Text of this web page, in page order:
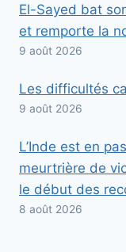
El-Sayed bat
et remporte la
9 août 2026
Les difficultés
9 août 2026
L’Inde est en
meurtrière de
le début des
8 août 2026